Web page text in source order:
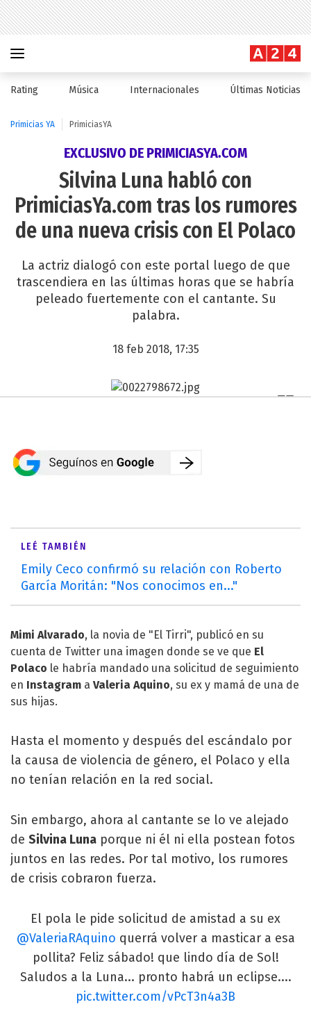
Rating Música Internacionales Últimas Noticias
Primicias YA PrimiciasYA
EXCLUSIVO DE PRIMICIASYA.COM
Silvina Luna habló con
PrimiciasYa.com tras los rumores
de una nueva crisis con El Polaco
La actriz dialogó con este portal luego de que
trascendiera en las últimas horas que se habría
peleado fuertemente con el cantante. Su
palabra.
18 feb 2018, 17:35
LEÉ TAMBIÉN
Emily Ceco confirmó su relación con Roberto
García Moritán: "Nos conocimos en..."
Mimi Alvarado, la novia de "El Tirri", publicó en su
cuenta de Twitter una imagen donde se ve que El
Polaco le habría mandado una solicitud de seguimiento
en Instagram a Valeria Aquino, su ex y mamá de una de
sus hijas.
Hasta el momento y después del escándalo por
la causa de violencia de género, el Polaco y ella
no tenían relación en la red social.
Sin embargo, ahora al cantante se lo ve alejado
de Silvina Luna porque ni él ni ella postean fotos
juntos en las redes. Por tal motivo, los rumores
de crisis cobraron fuerza.
El pola le pide solicitud de amistad a su ex
@ValeriaRAquino querrá volver a masticar a esa
pollita? Feliz sábado! que lindo día de Sol!
Saludos a la Luna... pronto habrá un eclipse....
pic.twitter.com/vPcT3n4a3B